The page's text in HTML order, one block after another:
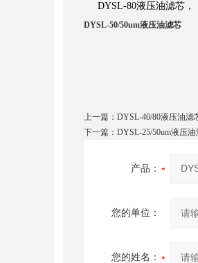
DYSL-80液压油滤芯，
DYSL-50/50um液压油滤芯
上一篇： DYSL-40/80液压油滤
下一篇： DYSL-25/50um液压
产品：
您的单位：
您的姓名：